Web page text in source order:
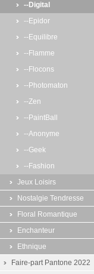
--Digital
--Epidor
--Equilibre
--Flamme
--Flocons
--Photomaton
--Zen
--PaintBall
--Anonyme
--Geek
--Fashion
Jeux Loisirs
Nostalgie Tendresse
Floral Romantique
Enchanteur
Ethnique
Faire-part Pantone 2022